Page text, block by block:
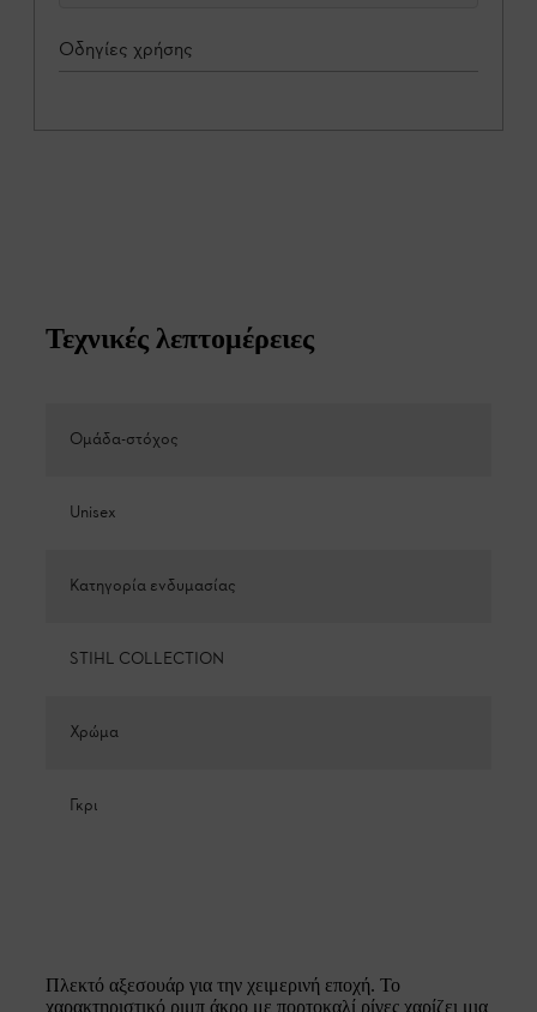
Οδηγίες χρήσης
Τεχνικές λεπτομέρειες
Ομάδα-στόχος
Unisex
Κατηγορία ενδυμασίας
STIHL COLLECTION
Χρώμα
Γκρι
Πλεκτό αξεσουάρ για την χειμερινή εποχή. Το
χαρακτηριστικό ριμπ άκρο με πορτοκαλί ρίγες χαρίζει μια